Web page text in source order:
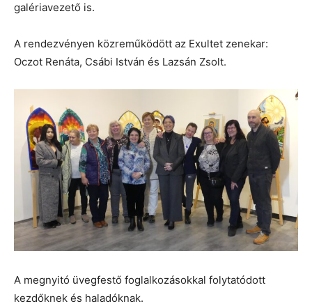
galériavezető is.
A rendezvényen közreműködött az Exultet zenekar:
Oczot Renáta, Csábi István és Lazsán Zsolt.
A megnyitó üvegfestő foglalkozásokkal folytatódott
kezdőknek és haladóknak.